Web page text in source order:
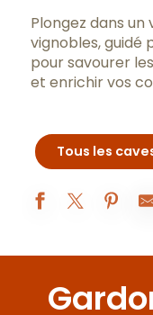
Plongez dans
vignobles, guidé
pour savourer
et enrichir vos
Tous les
Domaine